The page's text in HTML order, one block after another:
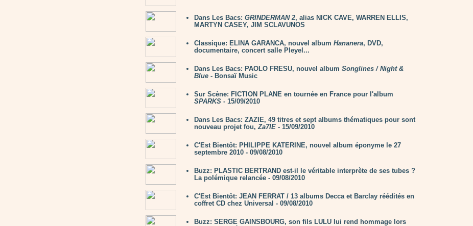
Dans Les Bacs: GRINDERMAN 2, alias NICK CAVE, WARREN ELLIS,
MARTYN CASEY, JIM SCLAVUNOS
Classique: ELINA GARANCA, nouvel album Hananera, DVD,
documentaire, concert salle Pleyel...
Dans Les Bacs: PAOLO FRESU, nouvel album Songlines / Night &
Blue - Bonsaï Music
Sur Scène: FICTION PLANE en tournée en France pour l'album
SPARKS - 15/09/2010
Dans Les Bacs: ZAZIE, 49 titres et sept albums thématiques pour sont
nouveau projet fou,Za7IE - 15/09/2010
C'Est Bientôt: PHILIPPE KATERINE, nouvel album éponyme le 27
septembre 2010 - 09/08/2010
Buzz: PLASTIC BERTRAND est-il le véritable interprète de ses tubes ?
La polémique relancée - 09/08/2010
C'Est Bientôt: JEAN FERRAT / 13 albums Decca et Barclay réédités en
coffret CD chez Universal - 09/08/2010
Buzz: SERGE GAINSBOURG, son fils LULU lui rend hommage lors